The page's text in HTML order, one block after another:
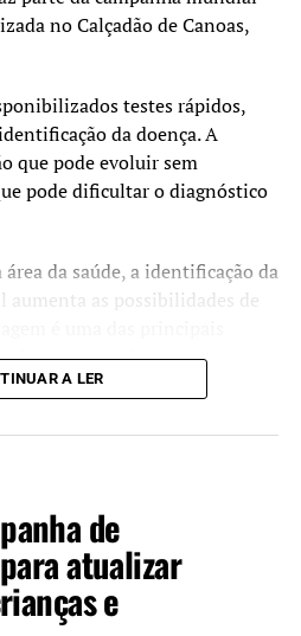
no Calçadão de Canoas,
testes rápidos,
da doença. A
que pode evoluir sem
pode dificultar o diagnóstico
da saúde, a identificação da
aumenta as possibilidades de
e encaminhar os pacientes
Rotary Clubs Canoas
Nordeste e Canoas
de ampliar o acesso à
do diagnóstico.
A LER
de
atualizar
e